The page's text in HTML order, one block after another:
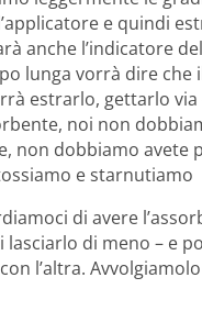
e quindi
anche l’indicatore
lunga vorrà dire
estrarlo, gettarlo via
noi non
non dobbiamo avete
e starnutiamo
di avere
lasciarlo di meno – e
l’altra.